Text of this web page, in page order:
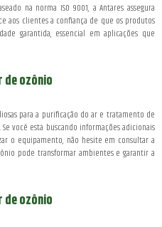
na norma ISO 9001, a Antares assegura
aos clientes a confiança de que os produtos
garantida, essencial em aplicações que
de ozônio
para a purificação do ar e tratamento de
você está buscando informações adicionais
o equipamento, não hesite em consultar a
pode transformar ambientes e garantir a
de ozônio